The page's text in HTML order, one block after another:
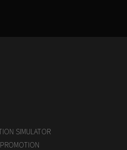
SIMULATOR
PROMOTION